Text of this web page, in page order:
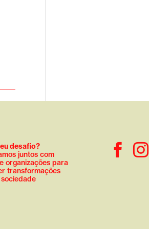
desafio?
juntos com
organizações para
transformações
 